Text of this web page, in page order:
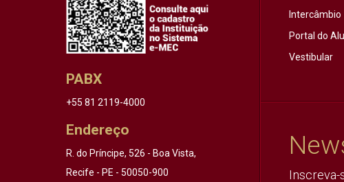
PABX
+55 81 2119-4000
Endereço
R. do Príncipe, 526 - Boa Vista,
Recife - PE - 50050-900
Intercâmbio
Portal do
Vestibular
Inscreva-